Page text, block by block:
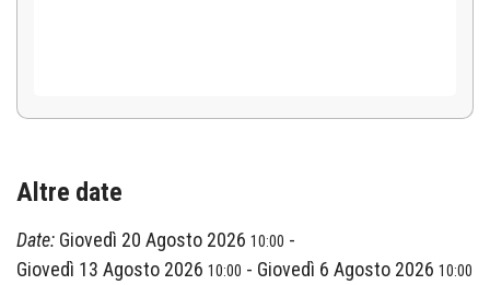
Altre date
Date: Giovedì 20 Agosto 2026 10:00 -
Giovedì 13 Agosto 2026 10:00 - Giovedì 6 Agosto 2026 10:00